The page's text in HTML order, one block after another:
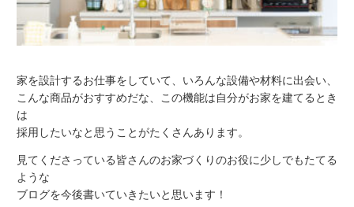
家を設計するお仕事をしていて、いろんな設備や材料に出会い、
こんな商品がおすすめだな、この機能は自分がお家を建てるとき
は
採用したいなと思うことがたくさんあります。
見てくださっている皆さんのお家づくりのお役に少しでもたてる
ような
ブログを今後書いていきたいと思います！